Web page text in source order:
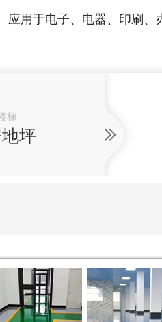
应用于电子、电器、印刷
梯
坪